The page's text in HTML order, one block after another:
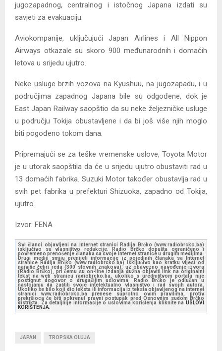
jugozapadnog, centralnog i istočnog Japana izdati su
savjeti za evakuaciju.
Aviokompanije, uključujući Japan Airlines i All Nippon
Airways otkazale su skoro 900 međunarodnih i domaćih
letova u srijedu ujutro.
Neke usluge brzih vozova na Kyushuu, na jugozapadu, i u
područjima zapadnog Japana bile su odgođene, dok je
East Japan Railway saopštio da su neke željezničke usluge
u području Tokija obustavljene i da bi još više njih moglo
biti pogođeno tokom dana.
Pripremajući se za teške vremenske uslove, Toyota Motor
je u utorak saopštila da će u srijedu ujutro obustaviti rad u
13 domaćih fabrika. ⁠Suzuki Motor također obustavlja rad u
svih pet fabrika u prefekturi Shizuoka, zapadno od Tokija,
ujutro.
Izvor: FENA
Svi članci objavljeni na internet stranici Radija Brčko (www.radiobrcko.ba)
isključivo su vlasništvo redakcije. Radio Brčko dopušta ograničeno i
povremeno prenošenje članaka sa svoje internet stranice u drugim medijima.
Drugi mediji smiju prenijeti informacije iz pojedinih članaka sa Internet
stranice Radija Brčko (www.radiobrcko.ba) isključivo kao kratku vijest od
najviše četiri reda (300 slovnih znakova), uz obavezno navođenje izvora
(Radio Brčko), pri čemu su on-line izdanja dužna objaviti link na originalni
tekst na web stranicu radiobrcko.ba, ukoliko s uredništvom portala nije
postignut dogovor o drugačijim uslovima. Radio Brčko je odlučan u
nastojanju da zaštiti svoje intelektualno vlasništvo i rad svojih autora.
Ukoliko se bilo koji dio teksta ili informacija iz teksta objavljenog na internet
stranici www.radiobrcko.ba prenese suprotno ovim pravilima, protiv
prekršioca će biti pokrenut pravni postupak pred Osnovnim sudom Brčko
distrikta. Za detaljnije informacije o uslovima korištenja kliknite na USLOVI
KORIŠTENJA.
JAPAN TROPSKA OLUJA